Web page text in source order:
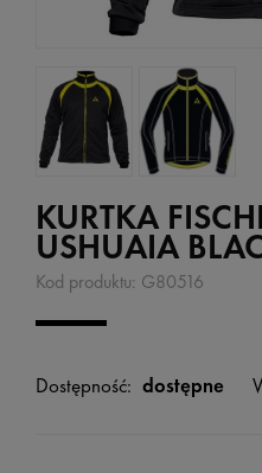
KURTKA
USHUAIA
Kod produktu: G80516
Dostępność: dostępne